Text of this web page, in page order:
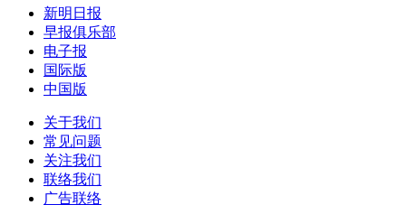
新明日报
早报俱乐部
电子报
国际版
中国版
关于我们
常见问题
关注我们
联络我们
广告联络